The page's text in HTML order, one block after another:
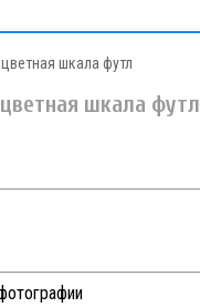
шкала футл
шкала футл